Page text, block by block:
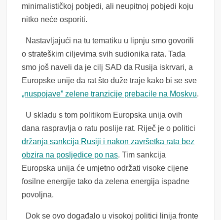
minimalističkoj pobjedi, ali neupitnoj pobjedi koju
nitko neće osporiti.
Nastavljajući na tu tematiku u lipnju smo govorili
o strateškim ciljevima svih sudionika rata. Tada
smo još naveli da je cilj SAD da Rusija iskrvari, a
Europske unije da rat što duže traje kako bi se sve
„nuspojave” zelene tranzicije prebacile na Moskvu.
U skladu s tom politikom Europska unija ovih
dana raspravlja o ratu poslije rat. Riječ je o politici
držanja sankcija Rusiji i nakon završetka rata bez
obzira na posljedice po nas. Tim sankcija
Europska unija će umjetno održati visoke cijene
fosilne energije tako da zelena energija ispadne
povoljna.
Dok se ovo događalo u visokoj politici linija fronte